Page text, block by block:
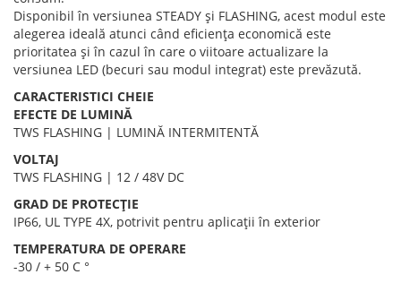
Disponibil în versiunea STEADY și FLASHING, acest modul este
alegerea ideală atunci când eficiența economică este
prioritatea și în cazul în care o viitoare actualizare la
versiunea LED (becuri sau modul integrat) este prevăzută.
CARACTERISTICI CHEIE
EFECTE DE LUMINĂ
TWS FLASHING | LUMINĂ INTERMITENTĂ
VOLTAJ
TWS FLASHING | 12 / 48V DC
GRAD DE PROTECȚIE
IP66, UL TYPE 4X, potrivit pentru aplicații în exterior
TEMPERATURA DE OPERARE
-30 / + 50 C °